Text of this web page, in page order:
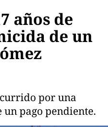
años de
de un
por una
pago pendiente.